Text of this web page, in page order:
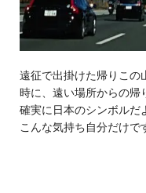
遠征で出掛けた帰りこの
時に、遠い場所からの帰
確実に日本のシンボルだ
こんな気持ち自分だけで